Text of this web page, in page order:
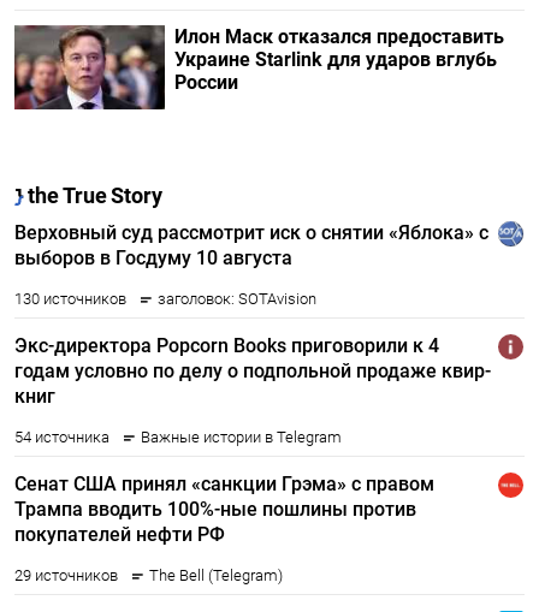
Илон Маск отказался предоставить
Украине Starlink для ударов вглубь
России